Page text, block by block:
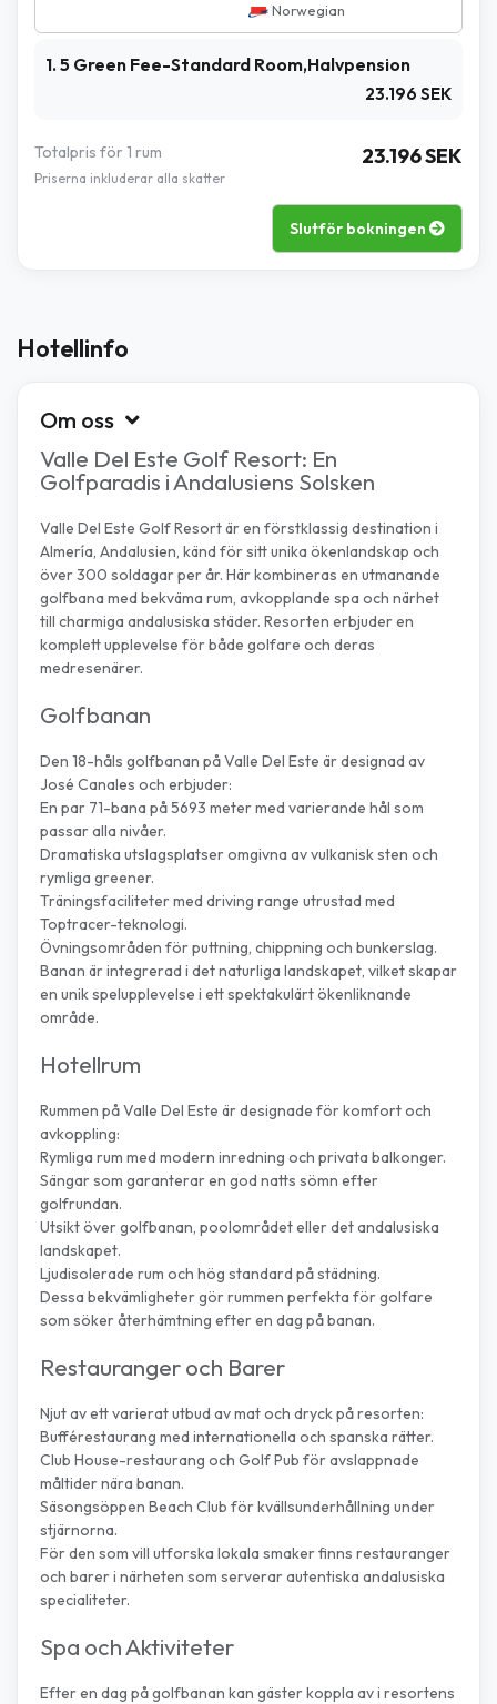
Norwegian
1. 5 Green Fee-Standard Room,Halvpension
23.196 SEK
Totalpris för 1 rum 23.196 SEK
Priserna inkluderar alla skatter
Slutför bokningen
Hotellinfo
Om oss
Valle Del Este Golf Resort: En
Golfparadis i Andalusiens Solsken
Valle Del Este Golf Resort är en förstklassig destination i
Almería, Andalusien, känd för sitt unika ökenlandskap och
över 300 soldagar per år. Här kombineras en utmanande
golfbana med bekväma rum, avkopplande spa och närhet
till charmiga andalusiska städer. Resorten erbjuder en
komplett upplevelse för både golfare och deras
medresenärer.
Golfbanan
Den 18-håls golfbanan på Valle Del Este är designad av
José Canales och erbjuder:
En par 71-bana på 5693 meter med varierande hål som
passar alla nivåer.
Dramatiska utslagsplatser omgivna av vulkanisk sten och
rymliga greener.
Träningsfaciliteter med driving range utrustad med
Toptracer-teknologi.
Övningsområden för puttning, chippning och bunkerslag.
Banan är integrerad i det naturliga landskapet, vilket skapar
en unik spelupplevelse i ett spektakulärt ökenliknande
område.
Hotellrum
Rummen på Valle Del Este är designade för komfort och
avkoppling:
Rymliga rum med modern inredning och privata balkonger.
Sängar som garanterar en god natts sömn efter
golfrundan.
Utsikt över golfbanan, poolområdet eller det andalusiska
landskapet.
Ljudisolerade rum och hög standard på städning.
Dessa bekvämligheter gör rummen perfekta för golfare
som söker återhämtning efter en dag på banan.
Restauranger och Barer
Njut av ett varierat utbud av mat och dryck på resorten:
Bufférestaurang med internationella och spanska rätter.
Club House-restaurang och Golf Pub för avslappnade
måltider nära banan.
Säsongsöppen Beach Club för kvällsunderhållning under
stjärnorna.
För den som vill utforska lokala smaker finns restauranger
och barer i närheten som serverar autentiska andalusiska
specialiteter.
Spa och Aktiviteter
Efter en dag på golfbanan kan gäster koppla av i resortens